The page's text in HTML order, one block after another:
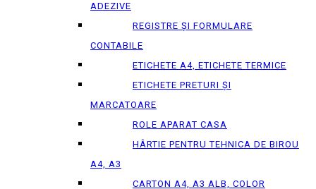
ADEZIVE
REGISTRE ȘI FORMULARE
CONTABILE
ETICHETE A4, ETICHETE TERMICE
ETICHETE PRETURI ȘI
MARCATOARE
ROLE APARAT CASA
HÂRTIE PENTRU TEHNICA DE BIROU
A4, A3
CARTON A4, A3 ALB, COLOR